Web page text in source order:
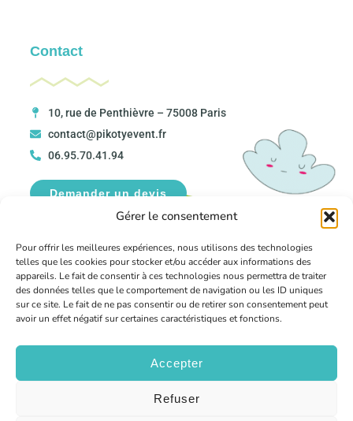
Gérer le consentement
Pour offrir les meilleures expériences, nous utilisons des technologies
telles que les cookies pour stocker et/ou accéder aux informations des
appareils. Le fait de consentir à ces technologies nous permettra de traiter
des données telles que le comportement de navigation ou les ID uniques
sur ce site. Le fait de ne pas consentir ou de retirer son consentement peut
avoir un effet négatif sur certaines caractéristiques et fonctions.
Accepter
Refuser
Contact
10, rue de Penthièvre – 75008 Paris
contact@pikotyevent.fr
06.95.70.41.94
Demander un devis